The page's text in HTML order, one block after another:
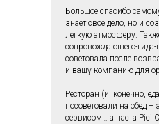
Большое спасибо
знает свое дело, но и
легкую атмосферу.
сопровождающего-гида-
советовала после
и вашу компанию для
Ресторан (и, конечно,
посоветовали на обед
сервисом… а паста Pici